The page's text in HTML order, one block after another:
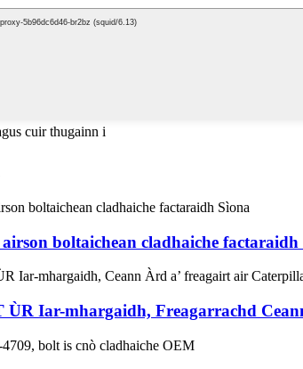
cuir thugainn i
boltaichean cladhaiche factaraidh
ÙR Iar-mhargaidh, Freagarrachd